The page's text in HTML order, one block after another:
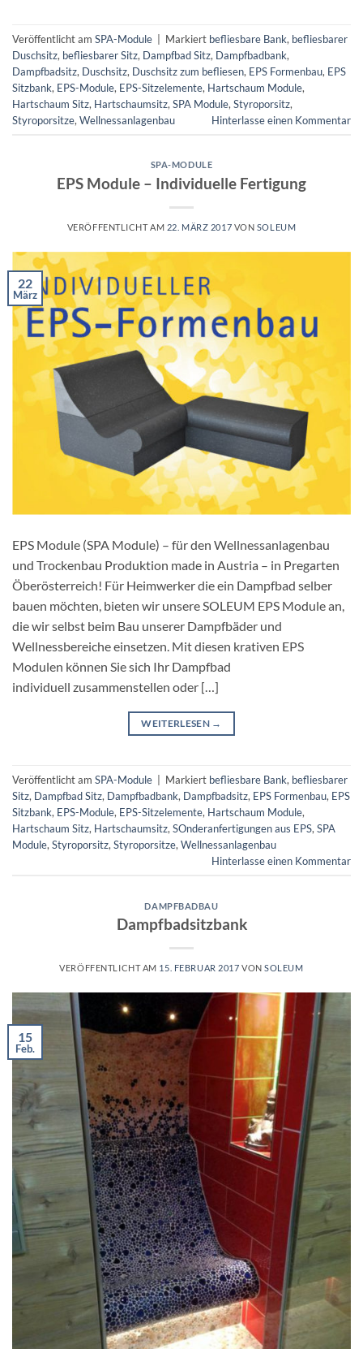
Veröffentlicht am SPA-Module Markiert befliesbare Bank, befliesbarer
Duschsitz, befliesbarer Sitz, Dampfbad Sitz, Dampfbadbank,
Dampfbadsitz, Duschsitz, Duschsitz zum befliesen, EPS Formenbau, EPS
Sitzbank, EPS-Module, EPS-Sitzelemente, Hartschaum Module,
Hartschaum Sitz, Hartschaumsitz, SPA Module, Styroporsitz,
Styroporsitze, Wellnessanlagenbau Hinterlasse einen Kommentar
SPA-MODULE
EPS Module – Individuelle Fertigung
VERÖFFENTLICHT AM 22. MÄRZ 2017 VON SOLEUM
22
März
EPS Module (SPA Module) – für den Wellnessanlagenbau
und Trockenbau Produktion made in Austria – in Pregarten
Öberösterreich! Für Heimwerker die ein Dampfbad selber
bauen möchten, bieten wir unsere SOLEUM EPS Module an,
die wir selbst beim Bau unserer Dampfbäder und
Wellnessbereiche einsetzen. Mit diesen krativen EPS
Modulen können Sie sich Ihr Dampfbad
individuell zusammenstellen oder […]
WEITERLESEN →
Veröffentlicht am SPA-Module Markiert befliesbare Bank, befliesbarer
Sitz, Dampfbad Sitz, Dampfbadbank, Dampfbadsitz, EPS Formenbau, EPS
Sitzbank, EPS-Module, EPS-Sitzelemente, Hartschaum Module,
Hartschaum Sitz, Hartschaumsitz, SOnderanfertigungen aus EPS, SPA
Module, Styroporsitz, Styroporsitze, Wellnessanlagenbau
Hinterlasse einen Kommentar
DAMPFBADBAU
Dampfbadsitzbank
VERÖFFENTLICHT AM 15. FEBRUAR 2017 VONSOLEUM
15
Feb.